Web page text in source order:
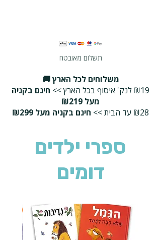
תשלום מאובטח
משלוחים לכל הארץ 🚚
₪19 לנק' איסוף בכל הארץ >>
חינם בקניה
מעל ₪219
₪28 עד הבית >>
חינם בקניה מעל ₪299
ספרי ילדים
דומים